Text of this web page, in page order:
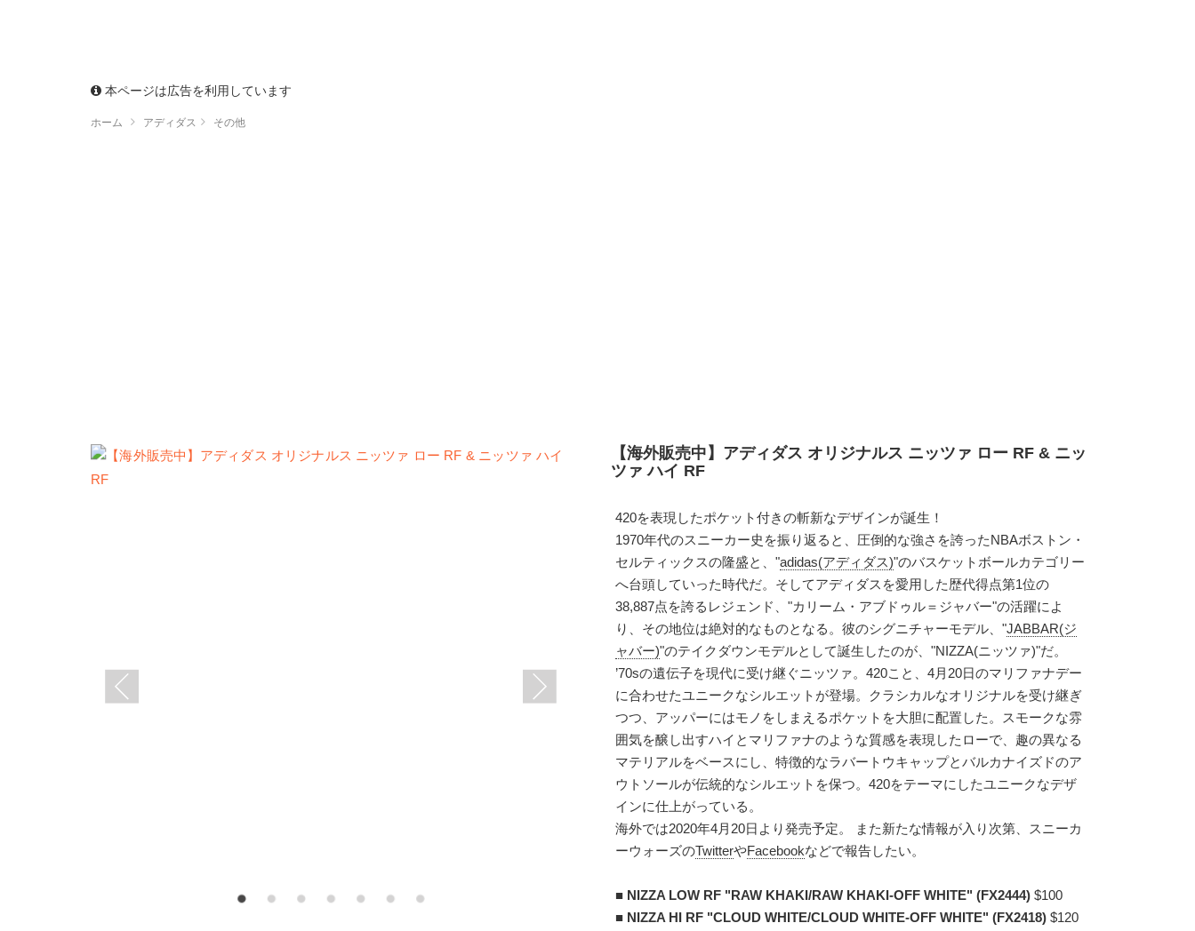
本ページは広告を利用しています
ホーム アディダス その他
【海外販売中】アディダス オリジナルス ニッツァ ロー RF & ニッ
ツァ ハイ RF
420を表現したポケット付きの斬新なデザインが誕生！
1970年代のスニーカー史を振り返ると、圧倒的な強さを誇ったNBAボストン・
セルティックスの隆盛と、"adidas(アディダス)"のバスケットボールカテゴリー
へ台頭していった時代だ。そしてアディダスを愛用した歴代得点第1位の
38,887点を誇るレジェンド、"カリーム・アブドゥル＝ジャバー"の活躍によ
り、その地位は絶対的なものとなる。彼のシグニチャーモデル、"JABBAR(ジ
ャバー)"のテイクダウンモデルとして誕生したのが、"NIZZA(ニッツァ)"だ。
’70sの遺伝子を現代に受け継ぐニッツァ。420こと、4月20日のマリファナデー
に合わせたユニークなシルエットが登場。クラシカルなオリジナルを受け継ぎ
つつ、アッパーにはモノをしまえるポケットを大胆に配置した。スモークな雰
囲気を醸し出すハイとマリファナのような質感を表現したローで、趣の異なる
マテリアルをベースにし、特徴的なラバートウキャップとバルカナイズドのア
ウトソールが伝統的なシルエットを保つ。420をテーマにしたユニークなデザ
インに仕上がっている。
海外では2020年4月20日より発売予定。 また新たな情報が入り次第、スニーカ
ーウォーズのTwitterやFacebookなどで報告したい。
■ NIZZA LOW RF "RAW KHAKI/RAW KHAKI-OFF WHITE" (FX2444) $100
■ NIZZA HI RF "CLOUD WHITE/CLOUD WHITE-OFF WHITE" (FX2418) $120